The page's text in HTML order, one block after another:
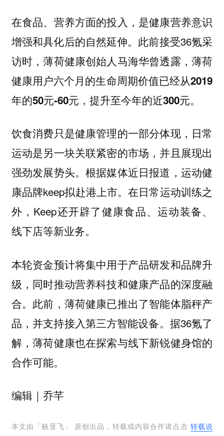
在食品、营养方面的投入，是健康营养意识
增强和具化后的自然延伸。此前接受36氪采
访时，薄荷健康创始人马海华曾透露，薄荷
健康用户六个月的生命周期价值已经从2019
年的50元-60元，提升至今年的近300元。
饮食消费只是健康管理的一部分体现，日常
运动是另一块关联紧密的市场，并且展现出
强劲发展势头。根据媒体近日报道，运动健
康品牌keep拟赴港上市。在日常运动训练之
外，Keep还开辟了健康食品、运动装备、
线下店等新业务。
本轮资金预计将集中用于产品研发和品牌升
级，同时推动营养科技和健康产品的深度融
合。此前，薄荷健康已推出了智能体脂秤产
品，并支持接入第三方智能设备。据36氪了
解，薄荷健康也在探索与线下新锐健身馆的
合作可能。
编辑｜乔芊
本文由「杨亚飞 」 原创出品，转载或内容合作请点击 转载说